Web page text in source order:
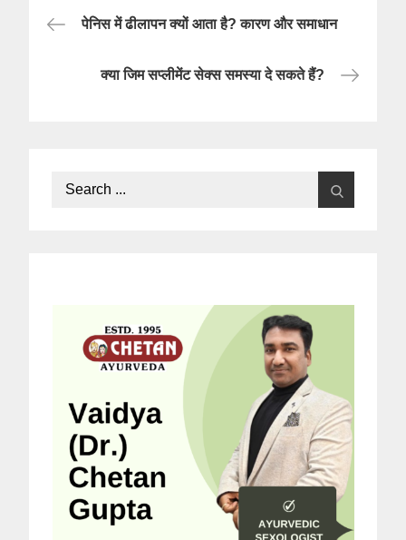
Postपेनिस में ढीलापन क्यों आता है? कारण और समाधान
क्या जिम सप्लीमेंट सेक्स समस्या दे सकते हैं?
Search